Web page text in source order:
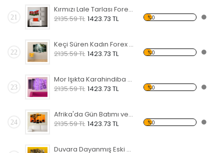
21
Kırmızı Lale Tarlası Forex Tablo
2135.59 TL 1423.73 TL %0
22
Keçi Süren Kadın Forex Tablo
2135.59 TL 1423.73 TL %0
23
Mor Işıkta Karahindiba Çiçeği Forex Tablo
2135.59 TL 1423.73 TL %0
24
Afrika'da Gün Batımı ve Fil Sürüsü Forex Tablo
2135.59 TL 1423.73 TL %0
Duvara Dayanmış Eski Bisiklet Forex Tablo